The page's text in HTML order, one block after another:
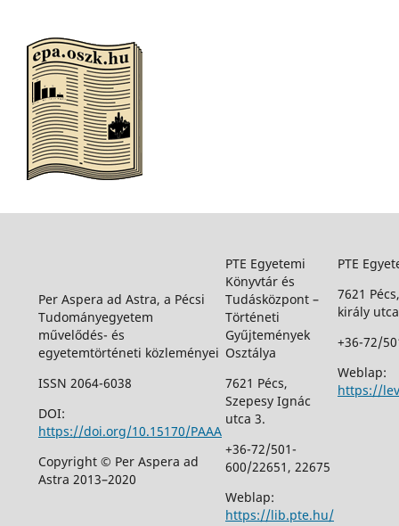
Per Aspera ad Astra, a Pécsi
Tudományegyetem
művelődés- és
egyetemtörténeti közleményei
ISSN 2064-6038
DOI:
https://doi.org/10.15170/PAAA
Copyright © Per Aspera ad
Astra 2013–2020
PTE Egyetemi
Könyvtár és
Tudásközpont –
Történeti
Gyűjtemények
Osztálya
7621 Pécs,
Szepesy Ignác
utca 3.
+36-72/501-
600/22651, 22675
Weblap:
https://lib.pte.hu/
PTE
7621
király
+36-72/
Weblap:
https://